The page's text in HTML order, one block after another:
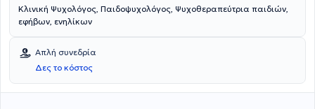
Κλινική Ψυχολόγος, Παιδοψυχολόγος, Ψυχοθεραπεύτρια παιδιών,
εφήβων, ενηλίκων
Απλή συνεδρία
Δες το κόστος